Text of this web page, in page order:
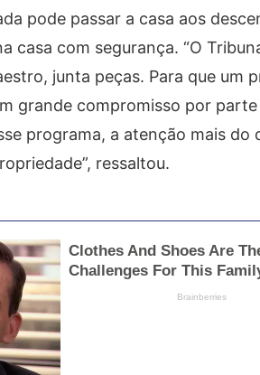
pode passar a casa aos
casa com segurança. “O
junta peças. Para que um
grande compromisso por
programa, a atenção mais do
ressaltou.